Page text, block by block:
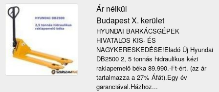
Ár nélkül
Budapest X. kerület
HYUNDAI BARKÁCSGÉPEK
HIVATALOS KIS- ÉS
NAGYKERESKEDÉSE!Eladó Új Hyundai
DB2500 2, 5 tonnás hidraulikus kézi
raklapemelő béka 89.990.-Ft-ért. (az ár
tartalmazza a 27% Áfát).Egy év
garanciával.Házhoz...